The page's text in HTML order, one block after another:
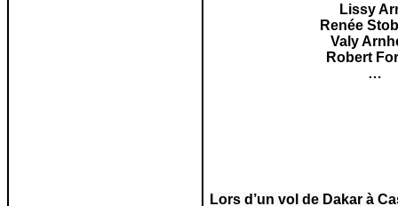
Lissy
Renée
Valy
Robert
…
Lors d’un vol de Dakar à